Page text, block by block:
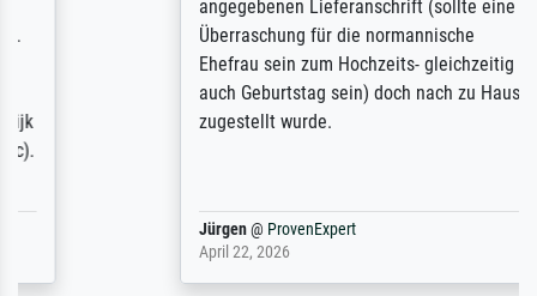
angegebenen Lieferanschrift (sollte eine
Überraschung für die normannische
Ehefrau sein zum Hochzeits- gleichzeitig
auch Geburtstag sein) doch nach zu Hause
zugestellt wurde.
ProvenExpert